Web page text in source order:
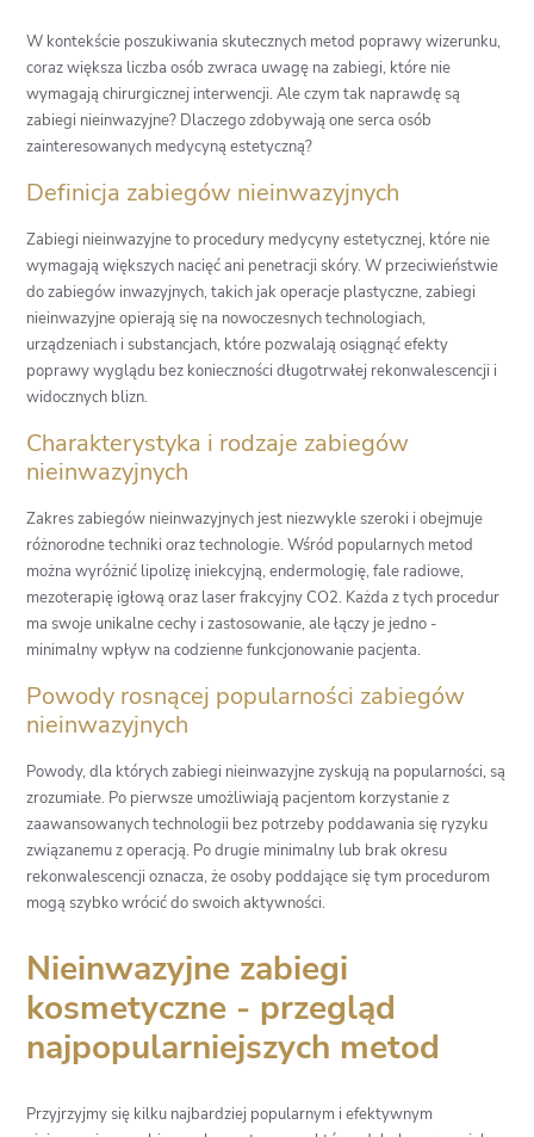
W kontekście poszukiwania skutecznych metod poprawy wizerunku,
coraz większa liczba osób zwraca uwagę na zabiegi, które nie
wymagają chirurgicznej interwencji. Ale czym tak naprawdę są
zabiegi nieinwazyjne? Dlaczego zdobywają one serca osób
zainteresowanych medycyną estetyczną?
Definicja zabiegów nieinwazyjnych
Zabiegi nieinwazyjne to procedury medycyny estetycznej, które nie
wymagają większych nacięć ani penetracji skóry. W przeciwieństwie
do zabiegów inwazyjnych, takich jak operacje plastyczne, zabiegi
nieinwazyjne opierają się na nowoczesnych technologiach,
urządzeniach i substancjach, które pozwalają osiągnąć efekty
poprawy wyglądu bez konieczności długotrwałej rekonwalescencji i
widocznych blizn.
Charakterystyka i rodzaje zabiegów
nieinwazyjnych
Zakres zabiegów nieinwazyjnych jest niezwykle szeroki i obejmuje
różnorodne techniki oraz technologie. Wśród popularnych metod
można wyróżnić lipolizę iniekcyjną, endermologię, fale radiowe,
mezoterapię igłową oraz laser frakcyjny CO2. Każda z tych procedur
ma swoje unikalne cechy i zastosowanie, ale łączy je jedno -
minimalny wpływ na codzienne funkcjonowanie pacjenta.
Powody rosnącej popularności zabiegów
nieinwazyjnych
Powody, dla których zabiegi nieinwazyjne zyskują na popularności, są
zrozumiałe. Po pierwsze umożliwiają pacjentom korzystanie z
zaawansowanych technologii bez potrzeby poddawania się ryzyku
związanemu z operacją. Po drugie minimalny lub brak okresu
rekonwalescencji oznacza, że osoby poddające się tym procedurom
mogą szybko wrócić do swoich aktywności.
Nieinwazyjne zabiegi
kosmetyczne - przegląd
najpopularniejszych metod
Przyjrzyjmy się kilku najbardziej popularnym i efektywnym